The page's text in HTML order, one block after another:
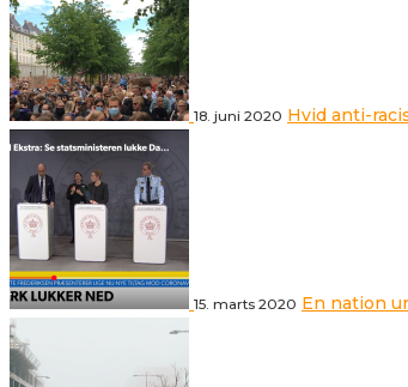
18. juni 2020 Hvid anti-
15. marts 2020 En nation